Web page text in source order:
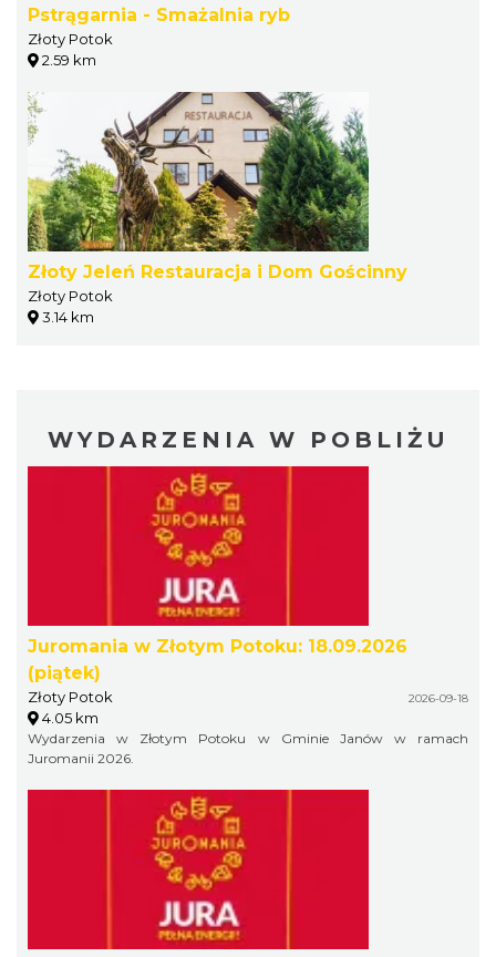
Pstrągarnia - Smażalnia ryb
Złoty Potok
2.59 km
Złoty Jeleń Restauracja i Dom Gościnny
Złoty Potok
3.14 km
WYDARZENIA W POBLIŻU
Juromania w Złotym Potoku: 18.09.2026
(piątek)
Złoty Potok 2026-09-18
4.05 km
Wydarzenia w Złotym Potoku w Gminie Janów w ramach
Juromanii 2026.